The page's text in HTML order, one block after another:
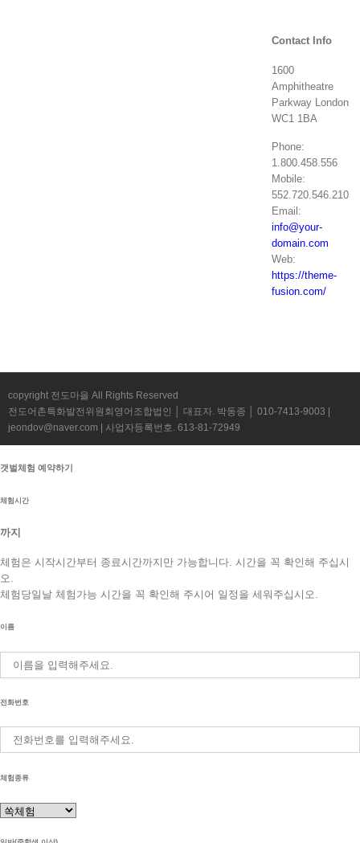
Contact Info
1600
Amphitheatre
Parkway London
WC1 1BA
Phone:
1.800.458.556
Mobile:
552.720.546.210
Email:
info@your-
domain.com
Web:
https://theme-
fusion.com/
copyright 전도마을 All Rights Reserved
전도어촌특화발전위원회영어조합법인 │ 대표자. 박동종 │ 010-7413-9003 |
jeondov@naver.com | 사업자등록번호. 613-81-72949
갯벌체험 예약하기
체험시간
까지
체험은 시작시간부터 종료시간까지만 가능합니다. 시간을 꼭 확인해 주십시
오.
체험당일날 체험가능 시간을 꼭 확인해 주시어 일정을 세워주십시오.
이름
전화번호
체험종류